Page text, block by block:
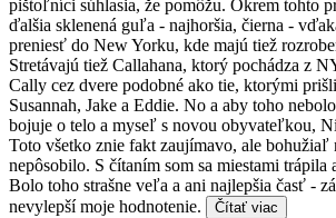
pištoľníci súhlasia, že pomôžu. Okrem tohto
ďalšia sklenená guľa - najhoršia, čierna -
preniesť do New Yorku, kde majú tiež
Stretávajú tiež Callahana, ktorý pochádza z
Cally cez dvere podobné ako tie, ktorými
Susannah, Jake a Eddie. No a aby toho
bojuje o telo a myseľ s novou obyvateľkou,
Toto všetko znie fakt zaujímavo, ale bohužiaľ
nepôsobilo. S čítaním som sa miestami trápila
Bolo toho strašne veľa a ani najlepšia časť -
nevylepší moje hodnotenie.
Čítať viac